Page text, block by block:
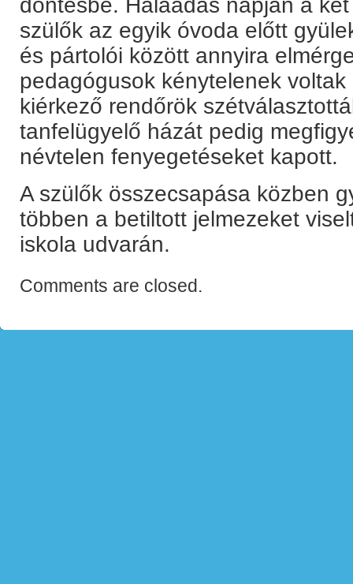
döntésbe. Hálaadás napján a
szülők az egyik óvoda előtt
és pártolói között annyira
pedagógusok kénytelenek
kiérkező rendőrök
tanfelügyelő házát pedig
névtelen fenyegetéseket kapott.
A szülők összecsapása közben
többen a betiltott jelmezeket
iskola udvarán.
Comments are closed.